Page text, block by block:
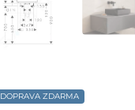
DOPRAVA ZDARMA